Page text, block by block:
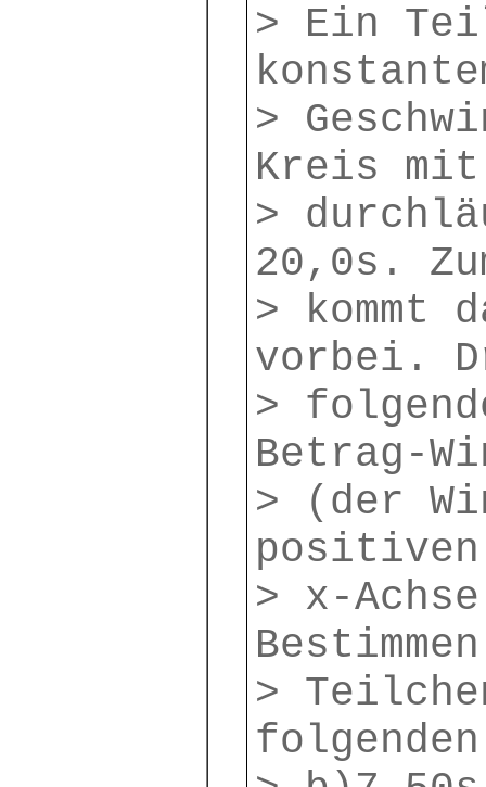
> Ein
>
Kreis mit
>
20,0s.
> kommt
vorbei.
>
Betrag-
> (der
> x-
>